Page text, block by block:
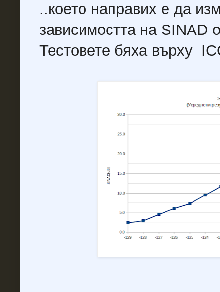
..което направих е да
зависимостта на SINAD
Тестовете бяха върху